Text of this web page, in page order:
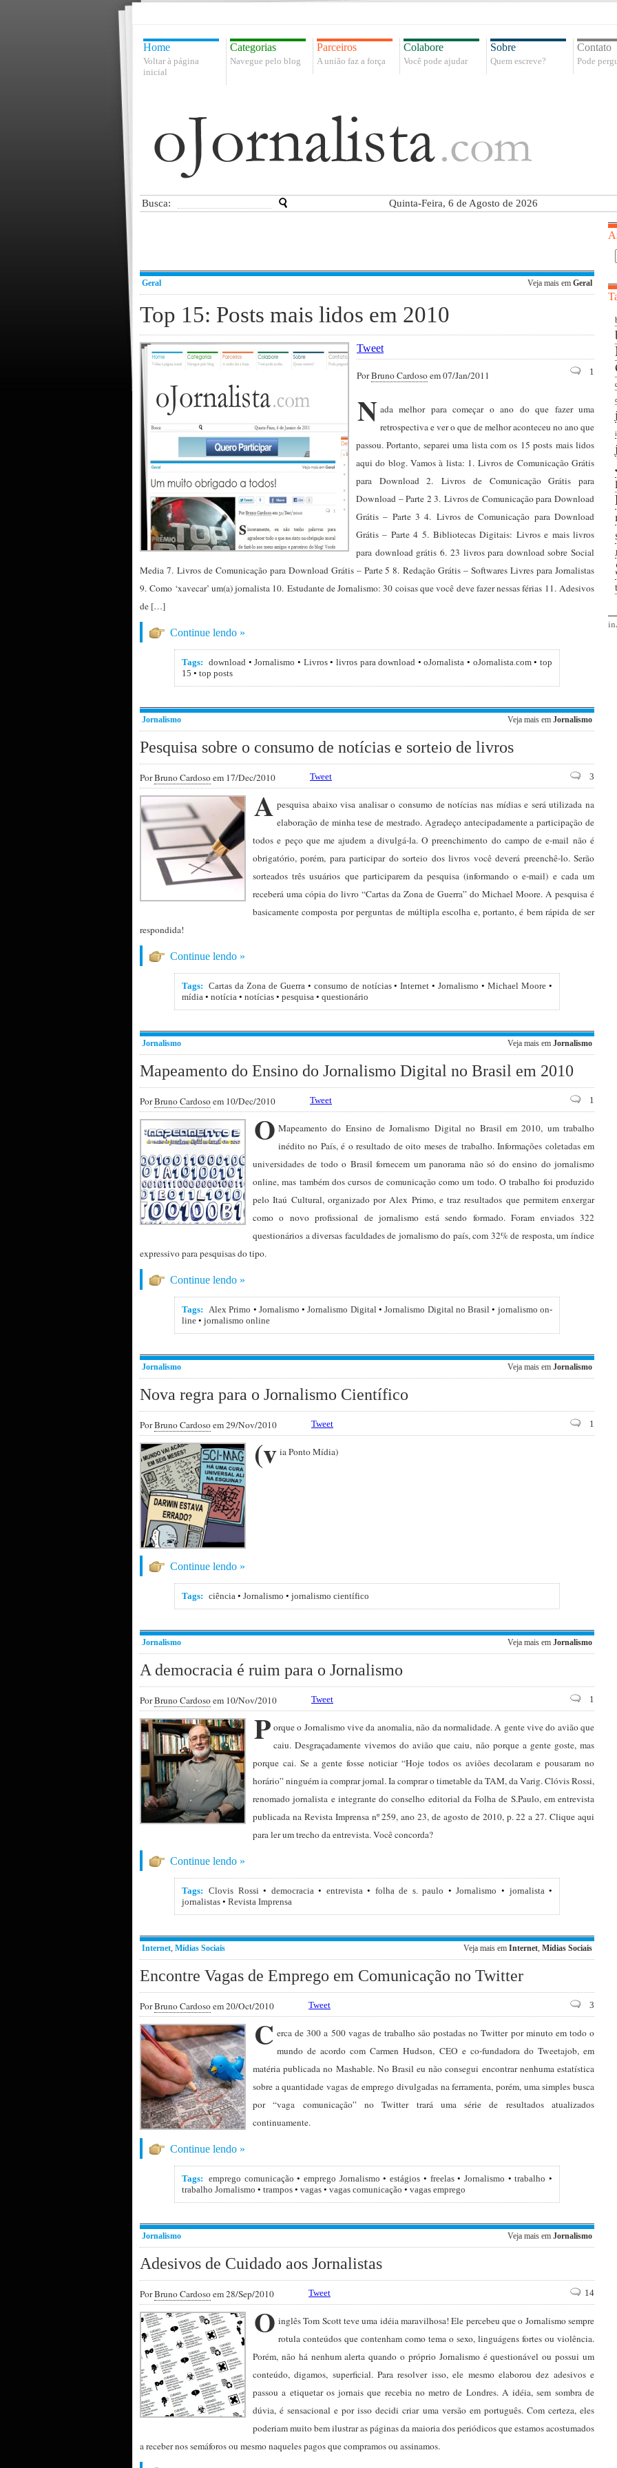
Home
Voltar à página
inicial
Categorias
Navegue pelo blog
Parceiros
A união faz a força
Colabore
Você pode ajudar
Sobre
Quem escreve?
Contato
Pode
Busca: Quinta-Feira, 6 de Agosto de 2026
Geral Veja mais em Geral
Top 15: Posts mais lidos em 2010
Tweet
PorBruno Cardosoem 07/Jan/2011 1
N ada melhor para começar o ano do que fazer uma
retrospectiva e ver o que de melhor aconteceu no ano que
passou. Portanto, separei uma lista com os 15 posts mais lidos
aqui do blog. Vamos à lista: 1. Livros de Comunicação Grátis
para Download 2. Livros de Comunicação Grátis para
Download – Parte 2 3. Livros de Comunicação para Download
Grátis – Parte 3 4. Livros de Comunicação para Download
Grátis – Parte 4 5. Bibliotecas Digitais: Livros e mais livros
para download grátis 6. 23 livros para download sobre Social
Media 7. Livros de Comunicação para Download Grátis – Parte 5 8. Redação Grátis – Softwares Livres para Jornalistas
9. Como ‘xavecar’ um(a) jornalista 10. Estudante de Jornalismo: 30 coisas que você deve fazer nessas férias 11. Adesivos
de […]
Continue lendo »
Tags: download •Jornalismo • Livros• livros para download •oJornalista • oJornalista.com•top
15 • top posts
Jornalismo Veja mais em Jornalismo
Pesquisa sobre o consumo de notícias e sorteio de livros
PorBruno Cardosoem 17/Dec/2010 Tweet 3
A pesquisa abaixo visa analisar o consumo de notícias nas mídias e será utilizada na
elaboração de minha tese de mestrado. Agradeço antecipadamente a participação de
todos e peço que me ajudem a divulgá-la. O preenchimento do campo de e-mail não é
obrigatório, porém, para participar do sorteio dos livros você deverá preenchê-lo. Serão
sorteados três usuários que participarem da pesquisa (informando o e-mail) e cada um
receberá uma cópia do livro “Cartas da Zona de Guerra” do Michael Moore. A pesquisa é
basicamente composta por perguntas de múltipla escolha e, portanto, é bem rápida de ser
respondida!
Continue lendo »
Tags: Cartas da Zona de Guerra• consumo de notícias•Internet •Jornalismo •Michael Moore •
mídia • notícia • notícias • pesquisa • questionário
Jornalismo Veja mais em Jornalismo
Mapeamento do Ensino do Jornalismo Digital no Brasil em 2010
PorBruno Cardosoem 10/Dec/2010 Tweet 1
O Mapeamento do Ensino de Jornalismo Digital no Brasil em 2010, um trabalho
inédito no País, é o resultado de oito meses de trabalho. Informações coletadas em
universidades de todo o Brasil fornecem um panorama não só do ensino do jornalismo
online, mas também dos cursos de comunicação como um todo. O trabalho foi produzido
pelo Itaú Cultural, organizado por Alex Primo, e traz resultados que permitem enxergar
como o novo profissional de jornalismo está sendo formado. Foram enviados 322
questionários a diversas faculdades de jornalismo do país, com 32% de resposta, um índice
expressivo para pesquisas do tipo.
Continue lendo »
Tags: Alex Primo • Jornalismo •Jornalismo Digital•Jornalismo Digital no Brasil • jornalismo on-
line • jornalismo online
Jornalismo Veja mais em Jornalismo
Nova regra para o Jornalismo Científico
PorBruno Cardosoem 29/Nov/2010 Tweet 1
(v ia Ponto Mídia)
Continue lendo »
Tags: ciência • Jornalismo • jornalismo científico
Jornalismo Veja mais em Jornalismo
A democracia é ruim para o Jornalismo
PorBruno Cardosoem 10/Nov/2010 Tweet 1
P orque o Jornalismo vive da anomalia, não da normalidade. A gente vive do avião que
caiu. Desgraçadamente vivemos do avião que caiu, não porque a gente goste, mas
porque cai. Se a gente fosse noticiar “Hoje todos os aviões decolaram e pousaram no
horário” ninguém ia comprar jornal. Ia comprar o timetable da TAM, da Varig. Clóvis Rossi,
renomado jornalista e integrante do conselho editorial da Folha de S.Paulo, em entrevista
publicada na Revista Imprensa nº 259, ano 23, de agosto de 2010, p. 22 a 27. Clique aqui
para ler um trecho da entrevista. Você concorda?
Continue lendo »
Tags: Clovis Rossi• democracia• entrevista• folha de s. paulo •Jornalismo • jornalista•
jornalistas • Revista Imprensa
Internet, Mídias Sociais Veja mais em Internet, Mídias Sociais
Encontre Vagas de Emprego em Comunicação no Twitter
PorBruno Cardosoem 20/Oct/2010 Tweet 3
C erca de 300 a 500 vagas de trabalho são postadas no Twitter por minuto em todo o
mundo de acordo com Carmen Hudson, CEO e co-fundadora do Tweetajob, em
matéria publicada no Mashable. No Brasil eu não consegui encontrar nenhuma estatística
sobre a quantidade vagas de emprego divulgadas na ferramenta, porém, uma simples busca
por “vaga comunicação” no Twitter trará uma série de resultados atualizados
continuamente.
Continue lendo »
Tags: emprego comunicação •emprego Jornalismo •estágios • freelas• Jornalismo •trabalho •
trabalho Jornalismo • trampos • vagas • vagas comunicação • vagas emprego
Jornalismo Veja mais em Jornalismo
Adesivos de Cuidado aos Jornalistas
PorBruno Cardosoem 28/Sep/2010 Tweet 14
O inglês Tom Scott teve uma idéia maravilhosa! Ele percebeu que o Jornalismo sempre
rotula conteúdos que contenham como tema o sexo, linguágens fortes ou violência.
Porém, não há nenhum alerta quando o próprio Jornalismo é questionável ou possui um
conteúdo, digamos, superficial. Para resolver isso, ele mesmo elaborou dez adesivos e
passou a etiquetar os jornais que recebia no metro de Londres. A idéia, sem sombra de
dúvia, é sensacional e por isso decidi criar uma versão em português. Com certeza, eles
poderiam muito bem ilustrar as páginas da maioria dos periódicos que estamos acostumados
a receber nos semáforos ou mesmo naqueles pagos que compramos ou assinamos.